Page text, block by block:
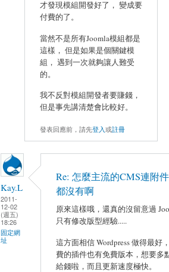
才發現模組開發好了， 變成要
付費的了。
當然不是所有Joomla模組都是
這樣， 但是如果是個關鍵模
組， 遇到一次就夠讓人難受
的。
我不反對模組開發者要賺錢，
但是事先講清楚會比較好。
發表回應前，請先登入或註冊
Kay.L
2011-
12-02
(週五)
18:26
固定網
址
Re: 怎麼主流的CMS連附
都沒有啊
原來這樣哦，還真的沒留意過
只有修改版型經驗.....
這方面相信 Wordpress 做得最好
費的插件也有免費版本，想要多
給錢啦，而且更新速度極快。